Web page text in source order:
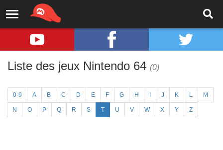
Liste des jeux Nintendo 64 (0)
0-9 A B C D E F G H J K L M
N O P Q R S T U V W X Y Z